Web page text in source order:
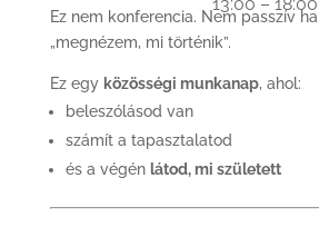
13:00 – 18:00
Ez nem konferencia. Nem passzív
„megnézem, mi történik”.
Ez egy közösségi munkanap, ahol:
beleszólásod van
számít a tapasztalatod
és a végén látod, mi született